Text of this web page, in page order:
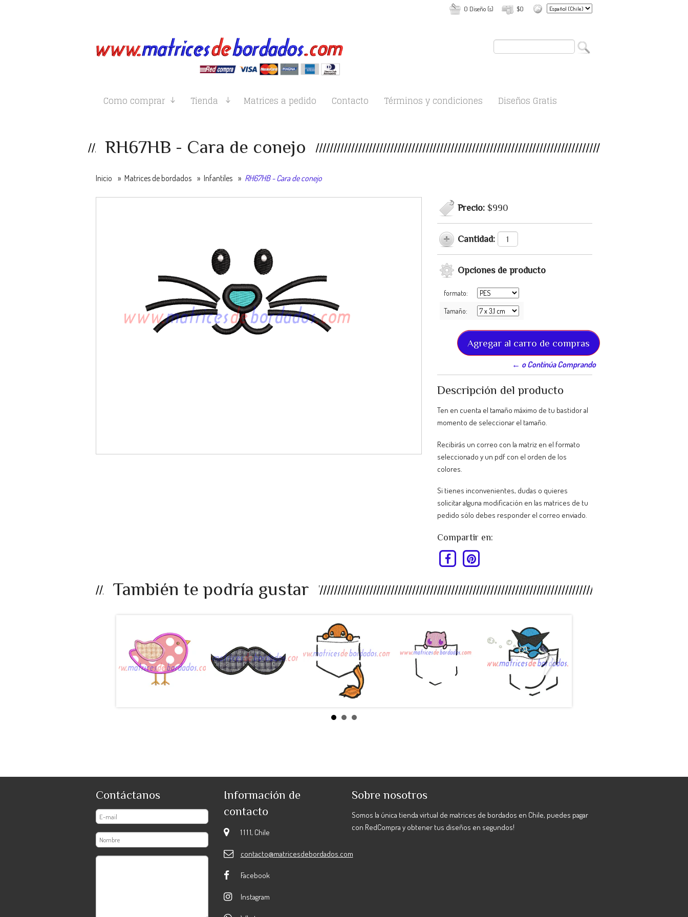
$0
0 Diseño (s)
Como comprar Tienda Matrices a pedido Contacto Términos y condiciones Diseños Gratis
RH67HB - Cara de conejo
Inicio » Matrices de bordados » Infantiles » RH67HB - Cara de conejo
Precio: $990
Cantidad:
Opciones de producto
formato:
Tamaño:
← o Continúa Comprando
Descripción del producto
Ten en cuenta el tamaño máximo de tu bastidor al
momento de seleccionar el tamaño.
Recibirás un correo con la matriz en el formato
seleccionado y un pdf con el orden de los
colores.
Si tienes inconvenientes, dudas o quieres
solicitar alguna modificación en las matrices de tu
pedido sólo debes responder el correo enviado.
Compartir en:
También te podría gustar
LB25EF - Ave
apli...
$990
bigote a...
RT47AS -
Pokemon ...
$990
KJ34UL -
Pokemon ...
$990
HY88SB -
Pokemon ...
$990
Contáctanos
Información de
contacto
1 1 1 1, Chile
contacto@matricesdebordados.com
Facebook
Instagram
Sobre nosotros
Somos la única tienda virtual de matrices de bordados en Chile, puedes pagar
con RedCompra y obtener tus diseños en segundos!